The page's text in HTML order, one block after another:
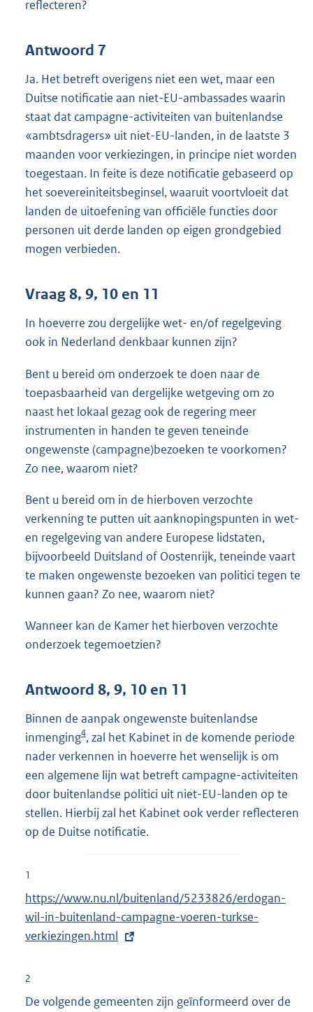
reflecteren?
Antwoord 7
Ja. Het betreft overigens niet een wet, maar een
Duitse notificatie aan niet-EU-ambassades waarin
staat dat campagne-activiteiten van buitenlandse
«ambtsdragers» uit niet-EU-landen, in de laatste 3
maanden voor verkiezingen, in principe niet worden
toegestaan. In feite is deze notificatie gebaseerd op
het soevereiniteitsbeginsel, waaruit voortvloeit dat
landen de uitoefening van officiële functies door
personen uit derde landen op eigen grondgebied
mogen verbieden.
Vraag 8, 9, 10 en 11
In hoeverre zou dergelijke wet- en/of regelgeving
ook in Nederland denkbaar kunnen zijn?
Bent u bereid om onderzoek te doen naar de
toepasbaarheid van dergelijke wetgeving om zo
naast het lokaal gezag ook de regering meer
instrumenten in handen te geven teneinde
ongewenste (campagne)bezoeken te voorkomen?
Zo nee, waarom niet?
Bent u bereid om in de hierboven verzochte
verkenning te putten uit aanknopingspunten in wet-
en regelgeving van andere Europese lidstaten,
bijvoorbeeld Duitsland of Oostenrijk, teneinde vaart
te maken ongewenste bezoeken van politici tegen te
kunnen gaan? Zo nee, waarom niet?
Wanneer kan de Kamer het hierboven verzochte
onderzoek tegemoetzien?
Antwoord 8, 9, 10 en 11
Binnen de aanpak ongewenste buitenlandse
inmenging4, zal het Kabinet in de komende periode
nader verkennen in hoeverre het wenselijk is om
een algemene lijn wat betreft campagne-activiteiten
door buitenlandse politici uit niet-EU-landen op te
stellen. Hierbij zal het Kabinet ook verder reflecteren
op de Duitse notificatie.
1
E
x
t
r
https://www.nu.nl/buitenland/5233826/erdogan-
wil-in-buitenland-campagne-voeren-turkse-
verkiezingen.html
2
De volgende gemeenten zijn geïnformeerd over de